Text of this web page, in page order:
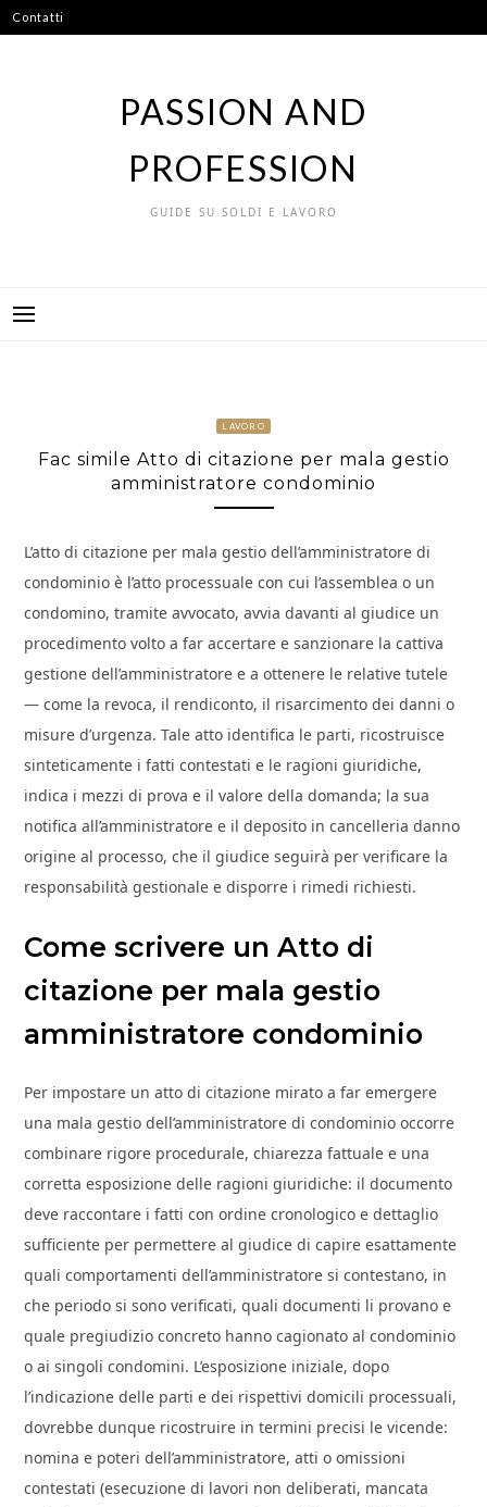
Vai
al
Contatti
PASSION AND
PROFESSION
GUIDE SU SOLDI E LAVORO
LAVORO
Fac simile Atto di citazione per mala gestio
amministratore condominio​
L’atto di citazione per mala gestio dell’amministratore di
condominio è l’atto processuale con cui l’assemblea o un
condomino, tramite avvocato, avvia davanti al giudice un
procedimento volto a far accertare e sanzionare la cattiva
gestione dell’amministratore e a ottenere le relative tutele
— come la revoca, il rendiconto, il risarcimento dei danni o
misure d’urgenza. Tale atto identifica le parti, ricostruisce
sinteticamente i fatti contestati e le ragioni giuridiche,
indica i mezzi di prova e il valore della domanda; la sua
notifica all’amministratore e il deposito in cancelleria danno
origine al processo, che il giudice seguirà per verificare la
responsabilità gestionale e disporre i rimedi richiesti.
Come scrivere un Atto di
citazione per mala gestio
amministratore condominio​
Per impostare un atto di citazione mirato a far emergere
una mala gestio dell’amministratore di condominio occorre
combinare rigore procedurale, chiarezza fattuale e una
corretta esposizione delle ragioni giuridiche: il documento
deve raccontare i fatti con ordine cronologico e dettaglio
sufficiente per permettere al giudice di capire esattamente
quali comportamenti dell’amministratore si contestano, in
che periodo si sono verificati, quali documenti li provano e
quale pregiudizio concreto hanno cagionato al condominio
o ai singoli condomini. L’esposizione iniziale, dopo
l’indicazione delle parti e dei rispettivi domicili processuali,
dovrebbe dunque ricostruire in termini precisi le vicende:
nomina e poteri dell’amministratore, atti o omissioni
contestati (esecuzione di lavori non deliberati, mancata